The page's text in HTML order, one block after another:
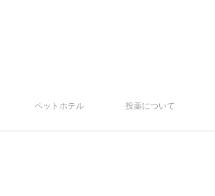
ペットホテル 投薬について